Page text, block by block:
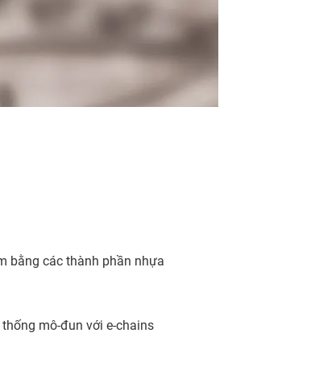
bằng các thành phần nhựa
mô-đun với e-chains